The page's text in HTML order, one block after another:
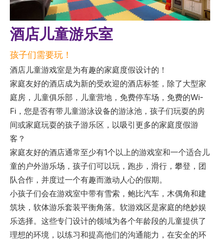
酒店儿童游乐室
孩子们需要玩！
酒店儿童游戏室是为有趣的家庭度假设计的！
家庭友好的酒店成为新的受欢迎的酒店标签，除了大型家
庭房，儿童俱乐部，儿童营地，免费停车场，免费的Wi-
Fi，您是否有带儿童游泳设备的游泳池，孩子们玩耍的房
间或家庭玩耍的孩子游乐区，以吸引更多的家庭度假游
客？
家庭友好的酒店通常至少有1个以上的游戏室和一个适合儿
童的户外游乐场，孩子们可以玩，跑步，滑行，攀登，团
队合作，并度过一个有趣而激动人心的假期。
小孩子们会在游戏室中带有雪索，鲍比汽车，木偶角和建
筑块，软体游乐套装平衡角落。软游戏区是家庭的绝妙娱
乐选择。这些专门设计的领域为各个年龄段的儿童提供了
理想的环境，以练习和提高他们的沟通能力，在安全的环